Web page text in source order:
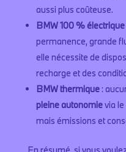
aussi plus coûteuse.
BMW 100 % électrique
permanence, grande
elle nécessite de
recharge et des
BMW thermique:
pleine autonomievia le
mais émissions et
En résumé, si vous